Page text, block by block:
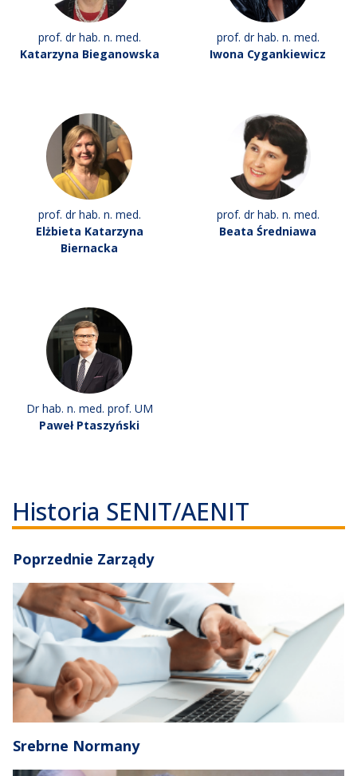
prof. dr hab. n. med.
Katarzyna Bieganowska
prof. dr hab. n. med.
Iwona Cygankiewicz
prof. dr hab. n. med.
Elżbieta Katarzyna
Biernacka
prof. dr hab. n. med.
Beata Średniawa
Dr hab. n. med. prof. UM
Paweł Ptaszyński
Historia SENIT/AENIT
Poprzednie Zarządy
Srebrne Normany